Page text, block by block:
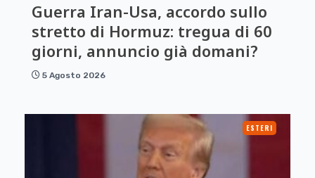
Guerra Iran-Usa, accordo sullo
stretto di Hormuz: tregua di 60
giorni, annuncio già domani?
5 Agosto 2026
ESTERI